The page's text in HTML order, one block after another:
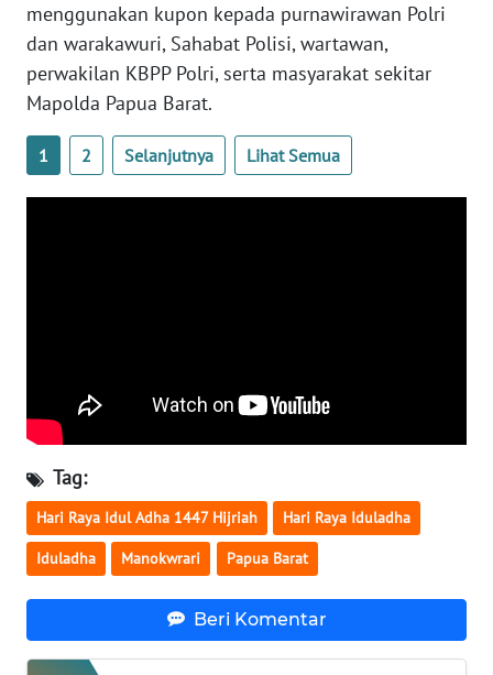
menggunakan kupon kepada purnawirawan Polri
dan warakawuri, Sahabat Polisi, wartawan,
perwakilan KBPP Polri, serta masyarakat sekitar
Mapolda Papua Barat.
1 2 Selanjutnya Lihat Semua
Tag:
Hari Raya Idul Adha 1447 Hijriah Hari Raya Iduladha
Iduladha Manokwrari Papua Barat
Beri Komentar
WN
LAMPUNG
WN
JATENG
JATIM
WN
BALI
WN
KALBAR
KALTENG